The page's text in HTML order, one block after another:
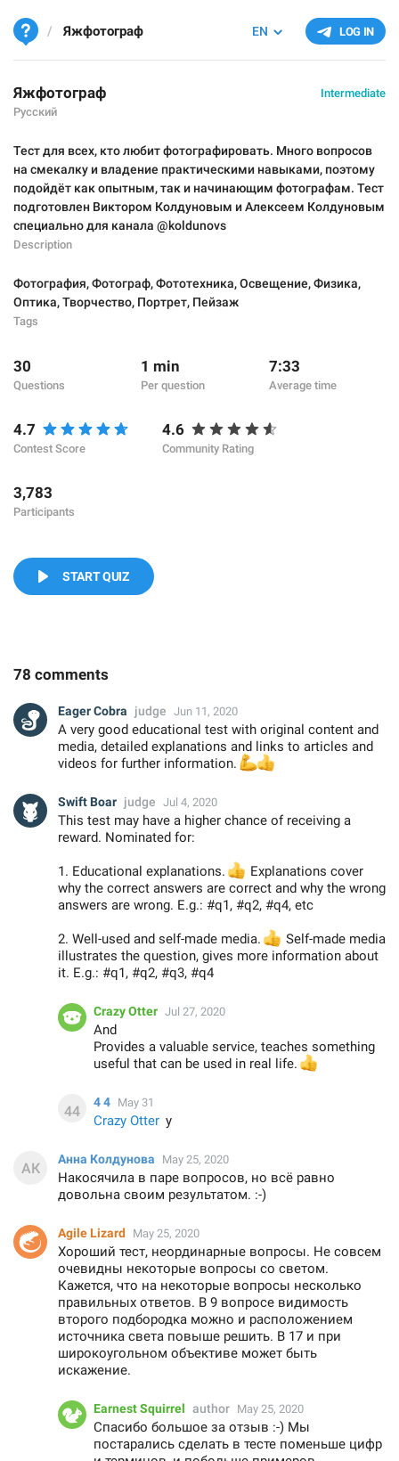
LOG IN
EN
Яжфотограф
Яжфотограф
Русский
Intermediate
Тест для всех, кто любит фотографировать. Много вопросов
на смекалку и владение практическими навыками, поэтому
подойдёт как опытным, так и начинающим фотографам. Тест
подготовлен Виктором Колдуновым и Алексеем Колдуновым
специально для канала @koldunovs
Description
Фотография,Фотограф,Фототехника,Освещение,Физика,
Оптика,Творчество, Портрет, Пейзаж
Tags
30
Questions
1 min
Per question
7:33
Average time
4.7
Contest Score
4.6
Community Rating
3,783
Participants
START QUIZ
78 comments
Eager Cobra judge Jun 11, 2020
A very good educational test with original content and
media, detailed explanations and links to articles and
videos for further information.
💪
👍
Swift Boar judge Jul 4, 2020
This test may have a higher chance of receiving a
reward. Nominated for:
1. Educational explanations.
👍Explanations cover
why the correct answers are correct and why the wrong
answers are wrong. E.g.: #q1, #q2, #q4, etc
2. Well-used and self-made media.
👍Self-made media
illustrates the question, gives more information about
it. E.g.: #q1, #q2, #q3, #q4
Crazy Otter Jul 27, 2020
And
Provides a valuable service, teaches something
useful that can be used in real life.
👍
4 4 May 31
Crazy Otter y
Анна Колдунова May 25, 2020
Накосячила в паре вопросов, но всё равно
довольна своим результатом. :-)
Agile Lizard May 25, 2020
Хороший тест, неординарные вопросы. Не совсем
очевидны некоторые вопросы со светом.
Кажется, что на некоторые вопросы несколько
правильных ответов. В 9 вопросе видимость
второго подбородка можно и расположением
источника света повыше решить. В 17 и при
широкоугольном объективе может быть
искажение.
Earnest Squirrel author May 25, 2020
Спасибо большое за отзыв :-) Мы
постарались сделать в тесте поменьше цифр